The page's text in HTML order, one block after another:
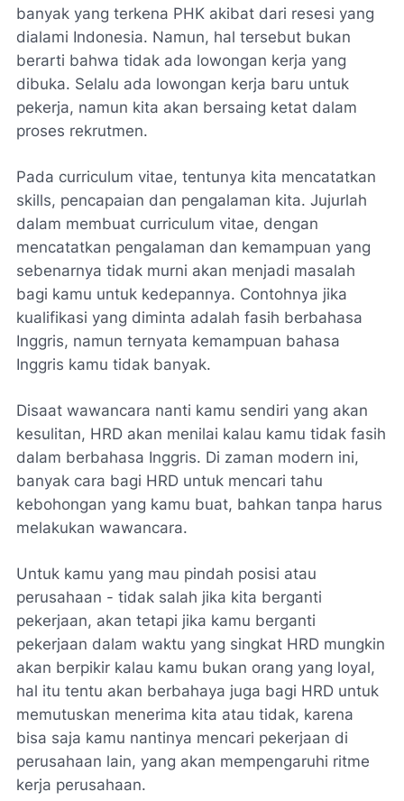
banyak yang terkena PHK akibat dari resesi yang
dialami Indonesia. Namun, hal tersebut bukan
berarti bahwa tidak ada lowongan kerja yang
dibuka. Selalu ada lowongan kerja baru untuk
pekerja, namun kita akan bersaing ketat dalam
proses rekrutmen.
Pada curriculum vitae, tentunya kita mencatatkan
skills, pencapaian dan pengalaman kita. Jujurlah
dalam membuat curriculum vitae, dengan
mencatatkan pengalaman dan kemampuan yang
sebenarnya tidak murni akan menjadi masalah
bagi kamu untuk kedepannya. Contohnya jika
kualifikasi yang diminta adalah fasih berbahasa
Inggris, namun ternyata kemampuan bahasa
Inggris kamu tidak banyak.
Disaat wawancara nanti kamu sendiri yang akan
kesulitan, HRD akan menilai kalau kamu tidak fasih
dalam berbahasa Inggris. Di zaman modern ini,
banyak cara bagi HRD untuk mencari tahu
kebohongan yang kamu buat, bahkan tanpa harus
melakukan wawancara.
Untuk kamu yang mau pindah posisi atau
perusahaan - tidak salah jika kita berganti
pekerjaan, akan tetapi jika kamu berganti
pekerjaan dalam waktu yang singkat HRD mungkin
akan berpikir kalau kamu bukan orang yang loyal,
hal itu tentu akan berbahaya juga bagi HRD untuk
memutuskan menerima kita atau tidak, karena
bisa saja kamu nantinya mencari pekerjaan di
perusahaan lain, yang akan mempengaruhi ritme
kerja perusahaan.